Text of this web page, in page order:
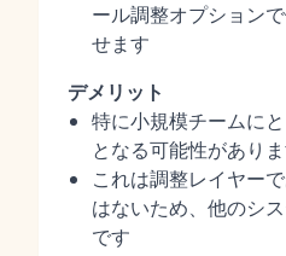
ール調整オプション
せます
デメリット
特に小規模チームに
となる可能性があり
これは調整レイヤー
はないため、他のシ
です